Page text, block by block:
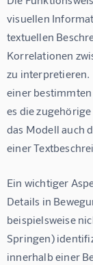
visuellen
textuellen
Korrelationen
zu interpretieren.
einer
es die
das Modell auch
einer
Ein wichtiger
Details in
beispielsweise
Springen)
innerhalb einer